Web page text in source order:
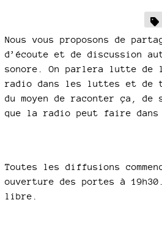
Nous vous proposons de
d’écoute et de discussion
sonore. On parlera lutte de
radio dans les luttes et de
du moyen de raconter ça,
que la radio peut faire dans
Toutes les diffusions
ouverture des portes à
libre.